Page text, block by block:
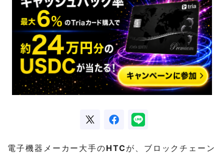
電子機器メーカー大手のHTCが、ブロックチェーン